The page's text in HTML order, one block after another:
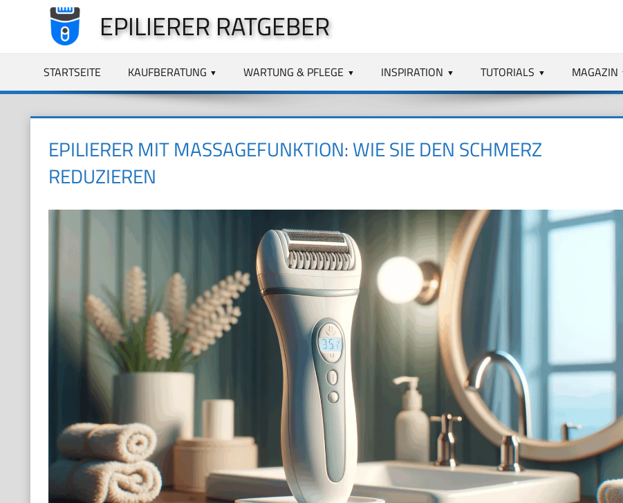
springen
EPILIERER RATGEBER
STARTSEITE KAUFBERATUNG WARTUNG & PFLEGE INSPIRATION TUTORIALS MAGAZIN
EPILIERER MIT MASSAGEFUNKTION: WIE SIE DEN SCHMERZ
REDUZIEREN